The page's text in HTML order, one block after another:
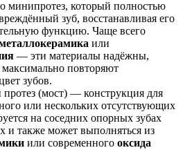
минипротез, который полностью
зуб, восстанавливая его
функцию. Чаще всего
или
— эти материалы надёжны,
повторяют
зубов.
(мост) — конструкция для
или нескольких отсутствующих
на соседних опорных зубах
и также может выполняться из
или современного оксида